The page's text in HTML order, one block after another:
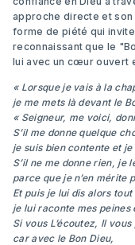
approche directe et
forme de piété qui
reconnaissant que le
lui avec un cœur ouvert
« Lorsque je vais à la
je me mets là devant le
« Seigneur, me voici,
S’il me donne quelque
je suis bien contente et
S’il ne me donne rien, je
parce que je n’en mérite
Et puis je lui dis alors
je lui raconte mes peines
Si vous L’écoutez, Il
car avec le Bon Dieu,